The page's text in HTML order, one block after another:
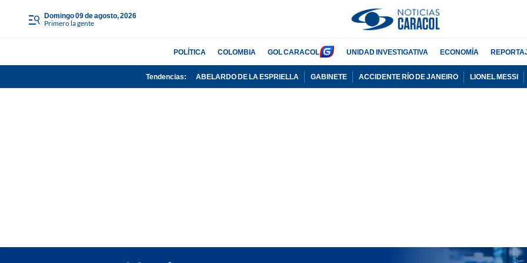
domingo 09 de agosto, 2026
Primero la gente
POLÍTICA COLOMBIA GOL CARACOL UNIDAD INVESTIGATIVA ECONOMÍA
Tendencias: ABELARDO DE LA ESPRIELLA GABINETE ACCIDENTE RÍO DE JANEIRO LIONEL MESSI